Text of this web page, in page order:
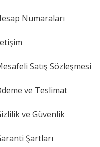
Numaraları
Satış Sözleşmesi
ve Teslimat
ve Güvenlik
Şartları